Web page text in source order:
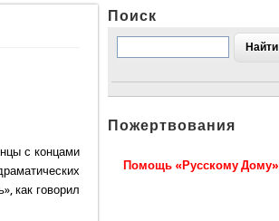
с концами
как говорил
Поиск
Пожертвования
Помощь «Русскому Дому»